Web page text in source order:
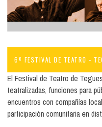
6º FESTIVAL DE TEATRO -
El Festival de Teatro de
teatralizadas, funciones para
encuentros con compañías
participación comunitaria en